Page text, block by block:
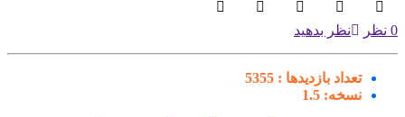
نظر بدهید
تعداد بازدیدها : 5355
نسخه: 1.5